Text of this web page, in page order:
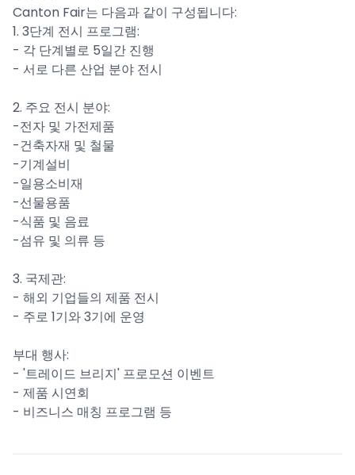
Canton Fair는 다음과 같이 구성됩니다:
1. 3단계 전시 프로그램:
- 각 단계별로 5일간 진행
- 서로 다른 산업 분야 전시
2. 주요 전시 분야:
-전자 및 가전제품
-건축자재 및 철물
-기계설비
-일용소비재
-선물용품
-식품 및 음료
-섬유 및 의류 등
3. 국제관:
- 해외 기업들의 제품 전시
- 주로 1기와 3기에 운영
부대 행사:
- '트레이드 브리지' 프로모션 이벤트
- 제품 시연회
- 비즈니스 매칭 프로그램 등